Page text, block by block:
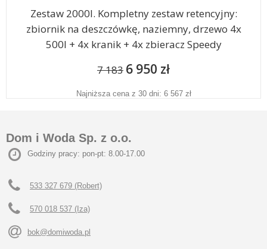
Zestaw 2000l. Kompletny zestaw retencyjny:
zbiornik na deszczówkę, naziemny, drzewo 4x
500l + 4x kranik + 4x zbieracz Speedy
7 183 6 950 zł
Najniższa cena z 30 dni: 6 567 zł
Dom i Woda Sp. z o.o.
Godziny pracy: pon-pt: 8.00-17.00
533 327 679 (Robert)
570 018 537 (Iza)
bok@domiwoda.pl